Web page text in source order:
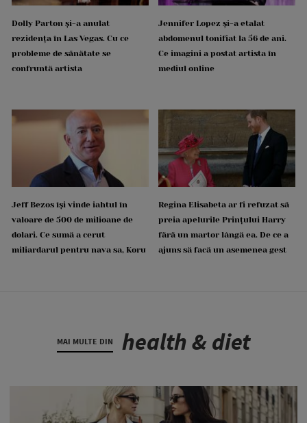
Dolly Parton și-a anulat
rezidența în Las Vegas. Cu ce
probleme de sănătate se
confruntă artista
Jennifer Lopez și-a etalat
abdomenul tonifiat la 56 de ani.
Ce imagini a postat artista în
mediul online
Jeff Bezos își vinde iahtul în
valoare de 500 de milioane de
dolari. Ce sumă a cerut
miliardarul pentru nava sa, Koru
Regina Elisabeta ar fi refuzat să
preia apelurile Prințului Harry
fără un martor lângă ea. De ce a
ajuns să facă un asemenea gest
MAI MULTE DIN health & diet